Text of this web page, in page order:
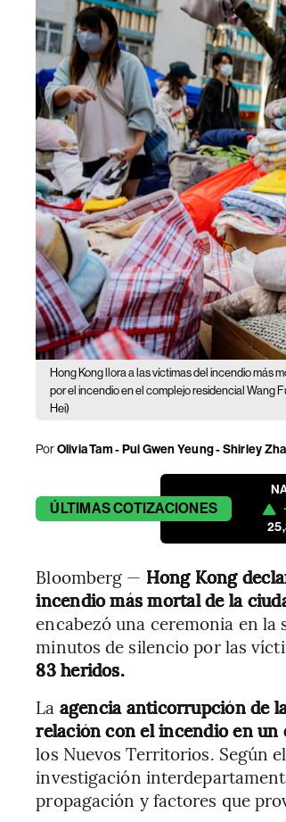
Hong Kong llora a las víctimas del incendio más
por el incendio en el complejo residencial Wang
Hei)
PorOlivia Tam - Pui Gwen Yeung - Shirley
ÚLTIMASCOTIZACIONES
Bloomberg — Hong Kong
incendio más mortal de la
encabezó una ceremonia en
minutos de silencio por las
83 heridos.
La agencia anticorrupción de
relación con el incendio en un
los Nuevos Territorios. Según
investigación
propagación y factores que